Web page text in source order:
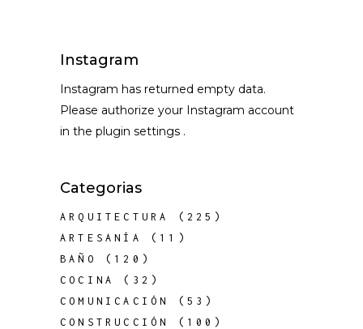
Instagram
Instagram has returned empty data.
Please authorize your Instagram account
in the plugin settings .
Categorias
ARQUITECTURA
(225)
ARTESANÍA
(11)
BAÑO
(120)
COCINA
(32)
COMUNICACIÓN
(53)
CONSTRUCCIÓN
(100)